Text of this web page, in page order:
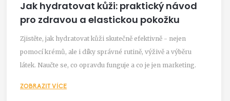
Jak hydratovat kůži: praktický návod
pro zdravou a elastickou pokožku
Zjistěte, jak hydratovat kůži skutečně efektivně - nejen
pomocí krémů, ale i díky správné rutině, výživě a výběru
látek. Naučte se, co opravdu funguje a co je jen marketing.
ZOBRAZIT VÍCE